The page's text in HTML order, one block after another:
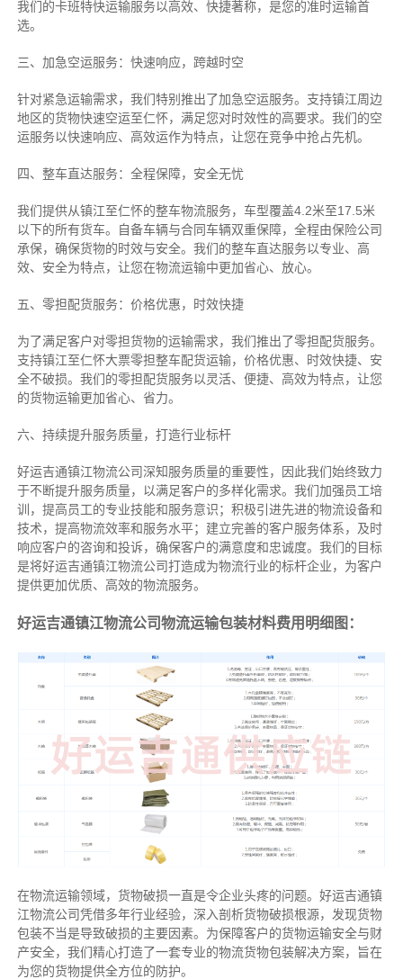
我们的卡班特快运输服务以高效、快捷著称，是您的准时运输首
选。
三、加急空运服务：快速响应，跨越时空
针对紧急运输需求，我们特别推出了加急空运服务。支持镇江周边
地区的货物快速空运至仁怀，满足您对时效性的高要求。我们的空
运服务以快速响应、高效运作为特点，让您在竞争中抢占先机。
四、整车直达服务：全程保障，安全无忧
我们提供从镇江至仁怀的整车物流服务，车型覆盖4.2米至17.5米
以下的所有货车。自备车辆与合同车辆双重保障，全程由保险公司
承保，确保货物的时效与安全。我们的整车直达服务以专业、高
效、安全为特点，让您在物流运输中更加省心、放心。
五、零担配货服务：价格优惠，时效快捷
为了满足客户对零担货物的运输需求，我们推出了零担配货服务。
支持镇江至仁怀大票零担整车配货运输，价格优惠、时效快捷、安
全不破损。我们的零担配货服务以灵活、便捷、高效为特点，让您
的货物运输更加省心、省力。
六、持续提升服务质量，打造行业标杆
好运吉通镇江物流公司深知服务质量的重要性，因此我们始终致力
于不断提升服务质量，以满足客户的多样化需求。我们加强员工培
训，提高员工的专业技能和服务意识；积极引进先进的物流设备和
技术，提高物流效率和服务水平；建立完善的客户服务体系，及时
响应客户的咨询和投诉，确保客户的满意度和忠诚度。我们的目标
是将好运吉通镇江物流公司打造成为物流行业的标杆企业，为客户
提供更加优质、高效的物流服务。
好运吉通镇江物流公司物流运输包装材料费用明细图：
在物流运输领域，货物破损一直是令企业头疼的问题。好运吉通镇
江物流公司凭借多年行业经验，深入剖析货物破损根源，发现货物
包装不当是导致破损的主要因素。为保障客户的货物运输安全与财
产安全，我们精心打造了一套专业的物流货物包装解决方案，旨在
为您的货物提供全方位的防护。